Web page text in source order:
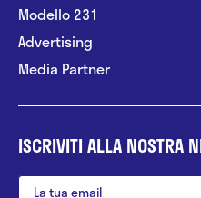
Modello 231
Advertising
Media Partner
ISCRIVITI ALLA NOSTRA